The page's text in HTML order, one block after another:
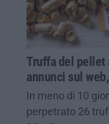
Truffa del pellet
annunci sul
In meno di 10
perpetrato 26